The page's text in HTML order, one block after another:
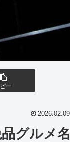
ー
2026.02.09
グルメ名